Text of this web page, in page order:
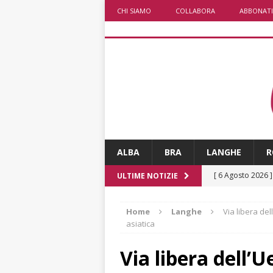
CHI SIAMO COLLABORA ABBONATI
ALBA BRA LANGHE
ULTIME NOTIZIE [ 6 Agosto 2026 ]
[ 6 Agosto 2026 ]
[ 6 Agosto 2026
Home Langhe
Via libera
asiatica
Via libera